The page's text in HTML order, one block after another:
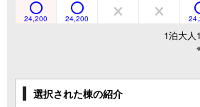
24,200 24,200
1泊大人
選択された棟の紹介